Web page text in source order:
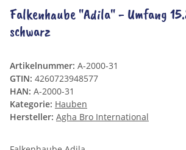
Falkenhaube "Adila" - Umfang
schwarz
Artikelnummer: A-2000-31
GTIN: 4260723948577
HAN: A-2000-31
Kategorie: Hauben
Hersteller: Agha Bro International